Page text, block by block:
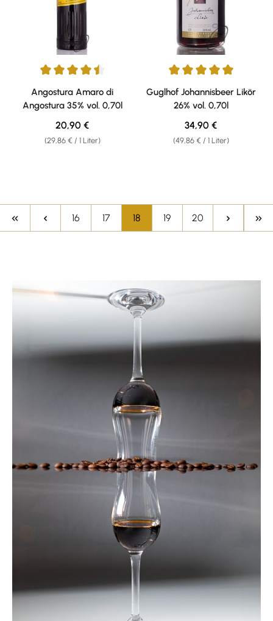
Durchschnittliche Bewertung von 4.5 von 5 Sternen
Angostura Amaro di
Angostura 35% vol. 0,70l
(29,86 € / 1 Liter)
Regulärer Preis:
20,90 €
Durchschnittliche Bewertung
Guglhof Johannisbeer Likör
26% vol. 0,70l
(49,86 € / 1 Liter)
Regulärer Preis:
34,90 €
Seite
16 Seite
17 Seite
18 Seite
19 Seite
20